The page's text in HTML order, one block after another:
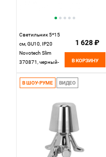
Светильник 5*15
см, GU10, IP20
Novotech Slim
370871, черный-
1 628 ₽
В КОРЗИНУ
В ШОУ-РУМЕ ВИДЕО